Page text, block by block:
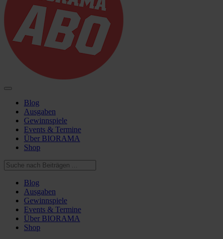
Blog
Ausgaben
Gewinnspiele
Events & Termine
Über BIORAMA
Shop
Blog
Ausgaben
Gewinnspiele
Events & Termine
Über BIORAMA
Shop